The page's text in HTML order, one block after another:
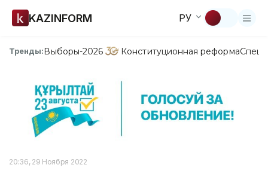
KAZINFORM РУ
Тренды:Выборы-2026 Конституционная реформа
20:36, 29 Ноября 2022